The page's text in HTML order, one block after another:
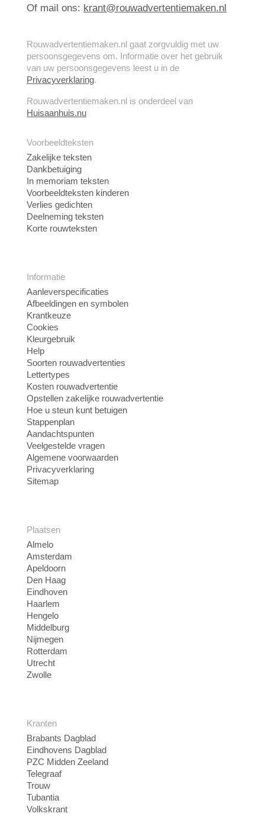
Of mail ons: krant@rouwadvertentiemaken.nl
Rouwadvertentiemaken.nl gaat zorgvuldig met uw
persoonsgegevens om. Informatie over het gebruik
van uw persoonsgegevens leest u in de
Privacyverklaring.
Rouwadvertentiemaken.nl is onderdeel van
Huisaanhuis.nu
Voorbeeldteksten
Zakelijke teksten
Dankbetuiging
In memoriam teksten
Voorbeeldteksten kinderen
Verlies gedichten
Deelneming teksten
Korte rouwteksten
Informatie
Aanleverspecificaties
Afbeeldingen en symbolen
Krantkeuze
Cookies
Kleurgebruik
Help
Soorten rouwadvertenties
Lettertypes
Kosten rouwadvertentie
Opstellen zakelijke rouwadvertentie
Hoe u steun kunt betuigen
Stappenplan
Aandachtspunten
Veelgestelde vragen
Algemene voorwaarden
Privacyverklaring
Sitemap
Plaatsen
Almelo
Amsterdam
Apeldoorn
Den Haag
Eindhoven
Haarlem
Hengelo
Middelburg
Nijmegen
Rotterdam
Utrecht
Zwolle
Kranten
Brabants Dagblad
Eindhovens Dagblad
PZC Midden Zeeland
Telegraaf
Trouw
Tubantia
Volkskrant